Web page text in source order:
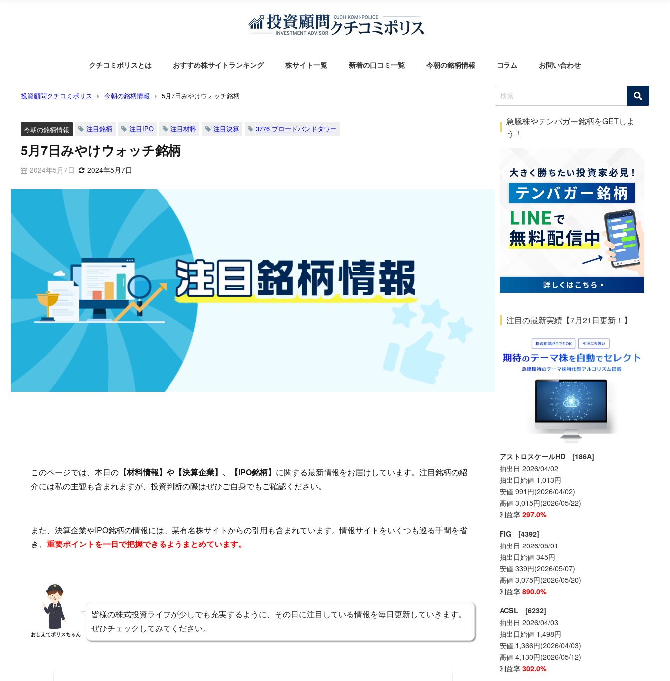
クチコミポリスとは おすすめ株サイトランキング 株サイト一覧 新着の口コミ一覧 今朝の銘柄情報 コラム お問い合わせ
投資顧問クチコミポリス 今朝の銘柄情報 5月7日みやけウォッチ銘柄
今朝の銘柄情報 注目銘柄 注目IPO 注目材料 注目決算 3776 ブロードバンドタワー
5月7日みやけウォッチ銘柄
2024年5月7日 2024年5月7日
このページでは、本日の 【材料情報】や【決算企業】、【IPO銘柄】 に関する最新情報をお届けしています。注目銘柄の紹
介には私の主観も含まれますが、投資判断の際はぜひご自身でもご確認ください。
また、決算企業やIPO銘柄の情報には、某有名株サイトからの引用も含まれています。情報サイトをいくつも巡る手間を省
き、 重要ポイントを一目で把握できるようまとめています。
おしえてポリスちゃん
皆様の株式投資ライフが少しでも充実するように、その日に注目している情報を毎日更新していきます。
ぜひチェックしてみてください。
急騰株やテンバガー銘柄をGETしよ
う！
注目の最新実績【7月21日更新！】
アストロスケールHD [186A]
抽出日 2026/04/02
抽出日始値 1,013円
安値 991円(2026/04/02)
高値 3,015円(2026/05/22)
利益率 297.0%
FIG [4392]
抽出日 2026/05/01
抽出日始値 345円
安値 339円(2026/05/07)
高値 3,075円(2026/05/20)
利益率 890.0%
ACSL [6232]
抽出日 2026/04/03
抽出日始値 1,498円
安値 1,366円(2026/04/03)
高値 4,130円(2026/05/12)
利益率 302.0%